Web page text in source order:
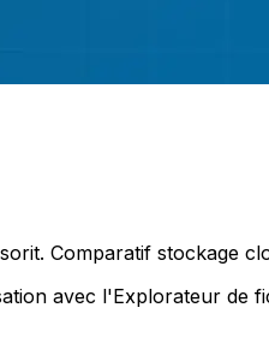
Comparatif stockage
avec l'Explorateur de